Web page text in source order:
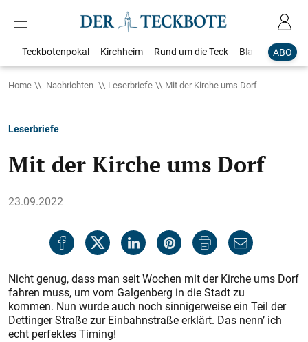
ABO
Teckbotenpokal Kirchheim Rund um die Teck Blaulicht
Home Nachrichten Leserbriefe Mit der Kirche ums Dorf
Leserbriefe
Mit der Kirche ums Dorf
23.09.2022
Nicht genug, dass man seit Wochen mit der Kirche ums Dorf
fahren muss, um vom Galgenberg in die Stadt zu
kommen. Nun wurde auch noch sinnigerweise ein Teil der
Dettinger Straße zur Einbahnstraße erklärt. Das nenn’ ich
echt perfektes Timing!